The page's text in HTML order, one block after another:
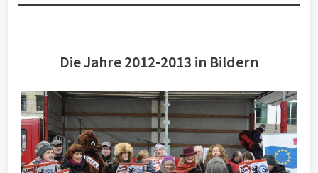
Die Jahre 2012-2013 in Bildern